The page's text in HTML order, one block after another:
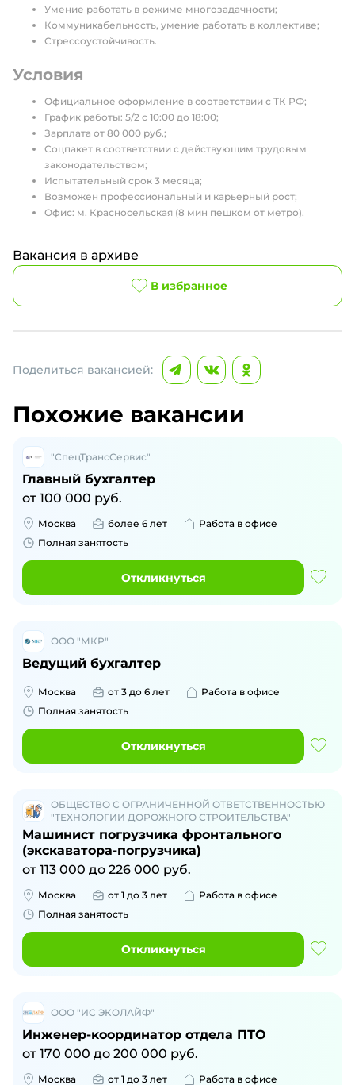
Умение работать в режиме многозадачности;
Коммуникабельность, умение работать в коллективе;
Стрессоустойчивость.
Условия
Официальное оформление в соответствии с ТК РФ;
График работы: 5/2 с 10:00 до 18:00;
Зарплата от 80 000 руб.;
Соцпакет в соответствии с действующим трудовым
законодательством;
Испытательный срок 3 месяца;
Возможен профессиональный и карьерный рост;
Офис: м. Красносельская (8 мин пешком от метро).
Вакансия в архиве
В избранное
Поделиться вакансией:
Похожие вакансии
"СпецТрансСервис"
Главный бухгалтер
от 100 000 руб.
Москва более 6 лет
Работа в офисе
Полная занятость
Откликнуться
ООО "МКР"
Ведущий бухгалтер
Москва от 3 до 6 лет
Работа в офисе
Полная занятость
Откликнуться
ОБЩЕСТВО С ОГРАНИЧЕННОЙ ОТВЕТСТВЕННОСТЬЮ
"ТЕХНОЛОГИИ ДОРОЖНОГО СТРОИТЕЛЬСТВА"
Машинист погрузчика фронтального
(экскаватора-погрузчика)
от 113 000 до 226 000 руб.
Москва от 1 до 3 лет
Работа в офисе
Полная занятость
Откликнуться
ООО "ИС ЭКОЛАЙФ"
Инженер-координатор отдела ПТО
от 170 000 до 200 000 руб.
Москва от 1 до 3 лет Работа в офисе